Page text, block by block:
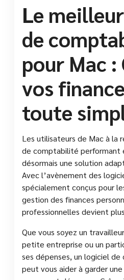
Le
de
pour Mac :
vos
toute
Les utilisateurs de Mac à la
de comptabilité performant
désormais une solution
Avec l’avènement des
spécialement conçus pour
gestion des finances
professionnelles devient
Que vous soyez un
petite entreprise ou un
ses dépenses, un logiciel
peut vous aider à garder